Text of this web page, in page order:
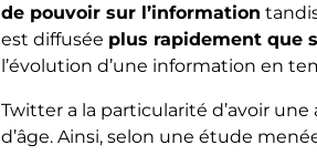
de pouvoir sur l’information
est diffusée plus rapidement que
l’évolution d’une information en
Twitter a la particularité d’avoir
d’âge. Ainsi, selon une étude